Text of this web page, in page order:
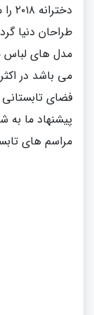
طراحان دنیا
می باشد در
فضای
پیشنهاد ما به
مراسم های